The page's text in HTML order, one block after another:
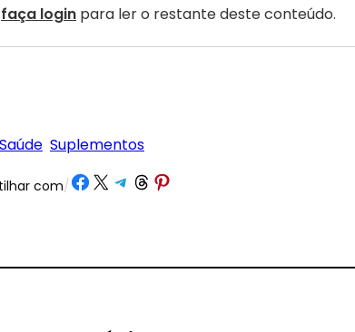
faça login para ler o restante deste conteúdo.
Saúde Suplementos
com/ Share on Facebook
Share on X Share on Telegram
Share on Threads
Share on Pinterest